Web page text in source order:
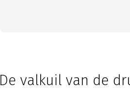
De valkuil van de